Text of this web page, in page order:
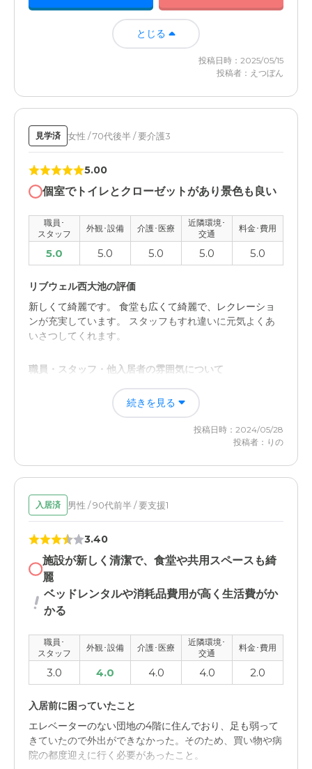
とじる
投稿日時：2025/05/15
投稿者：えつぼん
見学済 女性 / 70代後半 / 要介護3
5.00
個室でトイレとクローゼットがあり景色も良い
職員･
スタッフ
外観･設備 介護･医療
近隣環境･
交通
料金･費用
5.0 5.0 5.0 5.0 5.0
リブウェル西大池の評価
新しくて綺麗です。 食堂も広くて綺麗で、レクレーショ
ンが充実しています。 スタッフもすれ違いに元気よくあ
いさつしてくれます。
職員・スタッフ・他入居者の雰囲気について
入居説明も親切で分かりやすく丁寧でした。 スタッフも
テキパキ働いてました。 レクレーションも充実してまし
介護医療サービスについて
お昼は看護師もいて夜間は介護士もいるので安心です。
お医者も定期的に来てもらえると聞きました。
近隣環境や交通アクセスについて
駅からは少し離れてますが車で行くので問題はありませ
料金費用について
低料金で入居できるので安心です。 料金の説明も丁寧に
続きを見る
投稿日時：2024/05/28
投稿者：りの
入居済 男性 / 90代前半 / 要支援1
3.40
施設が新しく清潔で、食堂や共用スペースも綺
麗
ベッドレンタルや消耗品費用が高く生活費がか
かる
職員･
スタッフ
外観･設備 介護･医療
近隣環境･
交通
料金･費用
3.0 4.0 4.0 4.0 2.0
入居前に困っていたこと
エレベーターのない団地の4階に住んでおり、足も弱って
きていたので外出ができなかった。そのため、買い物や病
院の都度迎えに行く必要があったこと。